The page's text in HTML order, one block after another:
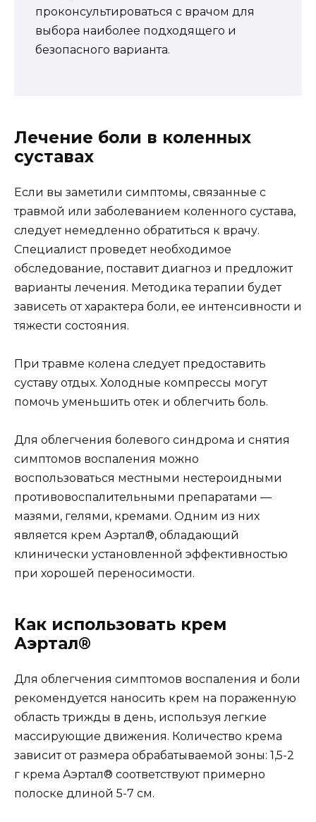
проконсультироваться с врачом для
выбора наиболее подходящего и
безопасного варианта.
Лечение боли в коленных
суставах
Если вы заметили симптомы, связанные с
травмой или заболеванием коленного сустава,
следует немедленно обратиться к врачу.
Специалист проведет необходимое
обследование, поставит диагноз и предложит
варианты лечения. Методика терапии будет
зависеть от характера боли, ее интенсивности и
тяжести состояния.
При травме колена следует предоставить
суставу отдых. Холодные компрессы могут
помочь уменьшить отек и облегчить боль.
Для облегчения болевого синдрома и снятия
симптомов воспаления можно
воспользоваться местными нестероидными
противовоспалительными препаратами —
мазями, гелями, кремами. Одним из них
является крем Аэртал®, обладающий
клинически установленной эффективностью
при хорошей переносимости.
Как использовать крем
Аэртал®
Для облегчения симптомов воспаления и боли
рекомендуется наносить крем на пораженную
область трижды в день, используя легкие
массирующие движения. Количество крема
зависит от размера обрабатываемой зоны: 1,5-2
г крема Аэртал® соответствуют примерно
полоске длиной 5-7 см.